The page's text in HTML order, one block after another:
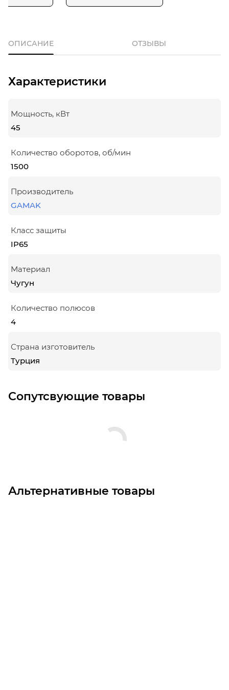
ОПИСАНИЕ ОТЗЫВЫ
Характеристики
Мощность, кВт
45
Количество оборотов, об/мин
1500
Производитель
GAMAK
Класс защиты
IP65
Материал
Чугун
Количество полюсов
4
Страна изготовитель
Турция
Сопутсвующие товары
Альтернативные товары